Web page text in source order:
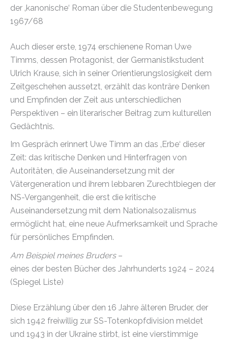
der ‚kanonische‘ Roman über die Studentenbewegung
1967/68
Auch dieser erste, 1974 erschienene Roman Uwe
Timms, dessen Protagonist, der Germanistikstudent
Ulrich Krause, sich in seiner Orientierungslosigkeit dem
Zeitgeschehen aussetzt, erzählt das konträre Denken
und Empfinden der Zeit aus unterschiedlichen
Perspektiven – ein literarischer Beitrag zum kulturellen
Gedächtnis.
Im Gespräch erinnert Uwe Timm an das ‚Erbe‘ dieser
Zeit: das kritische Denken und Hinterfragen von
Autoritäten, die Auseinandersetzung mit der
Vätergeneration und ihrem lebbaren Zurechtbiegen der
NS-Vergangenheit, die erst die kritische
Auseinandersetzung mit dem Nationalsozalismus
ermöglicht hat, eine neue Aufmerksamkeit und Sprache
für persönliches Empfinden.
Am Beispiel meines Bruders–
eines der besten Bücher des Jahrhunderts 1924 – 2024
(Spiegel Liste)
Diese Erzählung über den 16 Jahre älteren Bruder, der
sich 1942 freiwillig zur SS-Totenkopfdivision meldet
und 1943 in der Ukraine stirbt, ist eine vierstimmige